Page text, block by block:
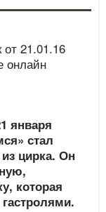
января
стал
цирка. Он
которая